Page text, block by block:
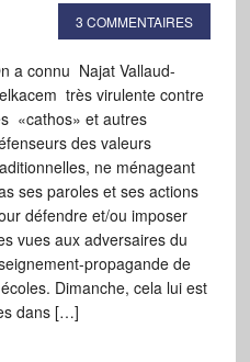
3 COMMENTAIRES
a connu Najat Vallaud-
très virulente contre
«cathos» et autres
des valeurs
ne ménageant
ses paroles et ses actions
défendre et/ou imposer
vues aux adversaires du
propagande de
Dimanche, cela lui est
dans […]